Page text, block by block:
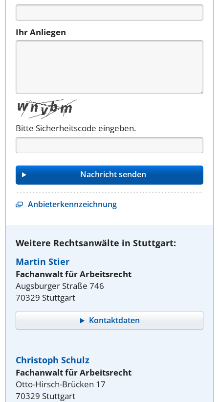
Ihr Anliegen
Bitte Sicherheitscode eingeben.
Anbieterkennzeichnung
Weitere Rechtsanwälte in Stuttgart:
Martin Stier
Fachanwalt für Arbeitsrecht
Augsburger Straße 746
70329 Stuttgart
Kontaktdaten
Christoph Schulz
Fachanwalt für Arbeitsrecht
Otto-Hirsch-Brücken 17
70329 Stuttgart